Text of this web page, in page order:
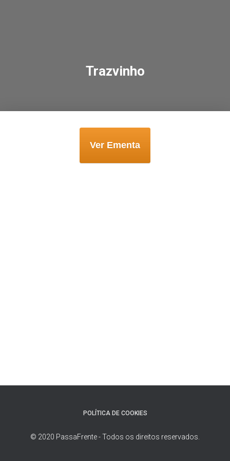
Trazvinho
Ver Ementa
POLÍTICA DE COOKIES
© 2020 PassaFrente - Todos os direitos reservados.